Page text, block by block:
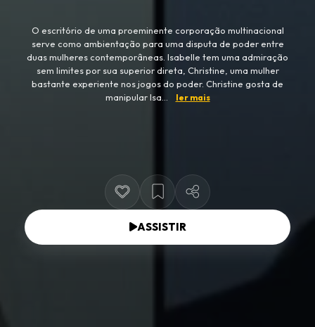
O escritório de uma proeminente corporação multinacional
serve como ambientação para uma disputa de poder entre
duas mulheres contemporâneas. Isabelle tem uma admiração
sem limites por sua superior direta, Christine, uma mulher
bastante experiente nos jogos do poder. Christine gosta de
manipular Isa...
ler mais
ASSISTIR